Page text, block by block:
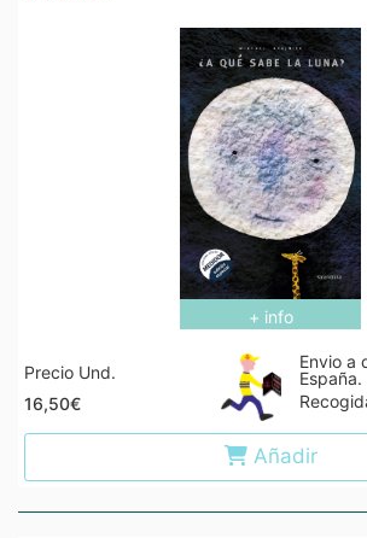
+ info
Precio Und.
16,50€
Envio a
España.
Añadir